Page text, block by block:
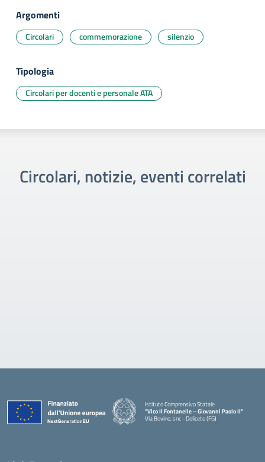
Argomenti
Circolari commemorazione silenzio
Tipologia
Circolari per docenti e personale ATA
Circolari, notizie, eventi correlati
Istituto Comprensivo Statale
"Vico II Fontanelle – Giovanni Paolo II"
Via Bovino, snc - Deliceto (FG)